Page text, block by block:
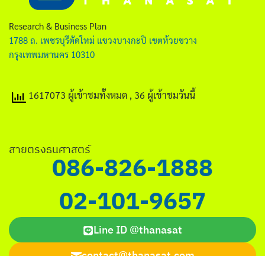
English
Research & Business Plan
1788 ถ. เพชรบุรีตัดใหม่ แขวงบางกะปิ เขตห้วยขวาง
กรุงเทพมหานคร 10310
1617073 ผู้เข้าชมทั้งหมด , 36 ผู้เข้าชมวันนี้
สายตรงธนศาสตร์
086-826-1888
02-101-9657
Line ID @thanasat